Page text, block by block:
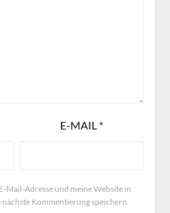
E-MAIL *
Mail-Adresse und meine Website in
Kommentierung speichern.